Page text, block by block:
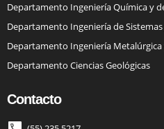
Departamento Ingeniería Química y
Departamento Ingeniería de
Departamento Ingeniería Metalúrgica
Departamento Ciencias Geológicas
Contacto